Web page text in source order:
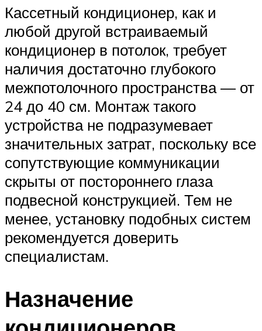
Кассетный кондиционер, как и
любой другой встраиваемый
кондиционер в потолок, требует
наличия достаточно глубокого
межпотолочного пространства — от
24 до 40 см. Монтаж такого
устройства не подразумевает
значительных затрат, поскольку все
сопутствующие коммуникации
скрыты от постороннего глаза
подвесной конструкцией. Тем не
менее, установку подобных систем
рекомендуется доверить
специалистам.
Назначение